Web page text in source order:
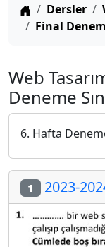
Anasayfa
Dersler
Final
Web
Deneme
6. Hafta
1 2023-